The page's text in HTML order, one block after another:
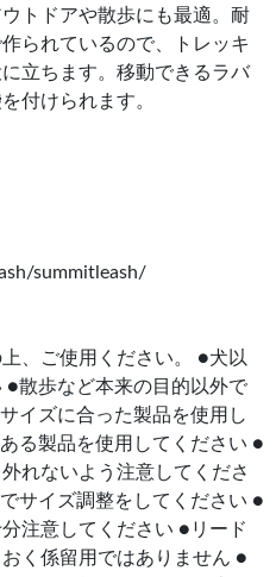
トドアや散歩にも最適。耐
られているので、トレッキ
立ちます。移動できるラバ
付けられます。
summitleash/
、ご使用ください。 ●犬以
散歩など本来の目的以外で
イズに合った製品を使用し
る製品を使用してください ●
れないよう注意してくださ
サイズ調整をしてください ●
注意してください ●リード
く係留用ではありません ●